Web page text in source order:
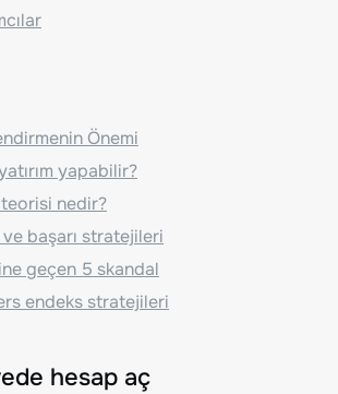
Önemi
yapabilir?
nedir?
ve başarı stratejileri
geçen 5 skandal
endeks stratejileri
hesap aç